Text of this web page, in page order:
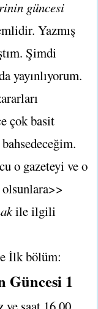
güncesi
Yazmış
Şimdi
yayınlıyorum.
çok basit
o gazeteyi ve o
olsunlara>>
ile ilgili
İlk bölüm:
Güncesi 1